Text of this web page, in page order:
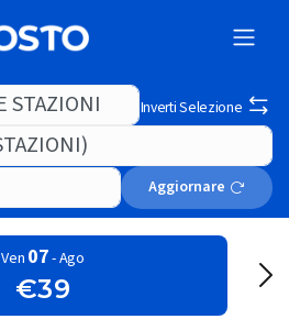
Inverti Selezione
Aggiornare
Ven 07- Ago
€39